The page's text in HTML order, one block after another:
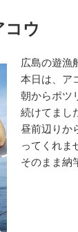
ウ
広島の遊漁
本日は、ア
朝からポツ
続けてまし
昼前辺りか
ってくれま
そのまま納